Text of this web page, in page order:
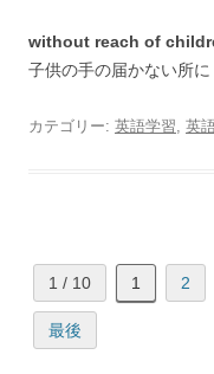
without reach of
子供の手の届かない所に
カテゴリー: 英語学習, 英
1 / 10 1 2
最後